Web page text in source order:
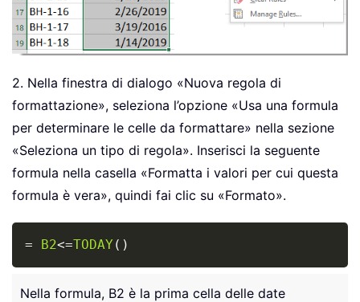
2. Nella finestra di dialogo «Nuova regola di
formattazione», seleziona l’opzione «Usa una formula
per determinare le celle da formattare» nella sezione
«Seleziona un tipo di regola». Inserisci la seguente
formula nella casella «Formatta i valori per cui questa
formula è vera», quindi fai clic su «Formato».
= B2<=TODAY ( )
Nella formula, B2 è la prima cella delle date